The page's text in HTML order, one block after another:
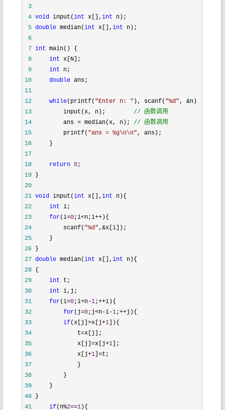
3
4 void input(int x[], int
5 double median(int x[], int
6
7 int
8
int
9
int
10
double
11
12
while(printf( "Enter n: " ), scanf( "%d", &n) !=
13
         input(x, n);
// 函数调用
14
         ans = median(x, n);
// 函数调用
15
         printf(
"ans = %g\n\n"
16
17
18
return 0
19
20
21 void input(int x[], int
22
int
23
for(i=0;i<n;i++
24
         scanf(
"%d",&
25
26
27 double median(int x[], int
28
29
int
30
int
31
for(i=0;i<n-1;++
32
for(j=0;j<n-i-1;++
33
if(x[j]>x[j+1
34
             t=
35
             x[j]=x[j+
1
36
             x[j+
1 ]=
37
38
39
40
41
if(n%2==1